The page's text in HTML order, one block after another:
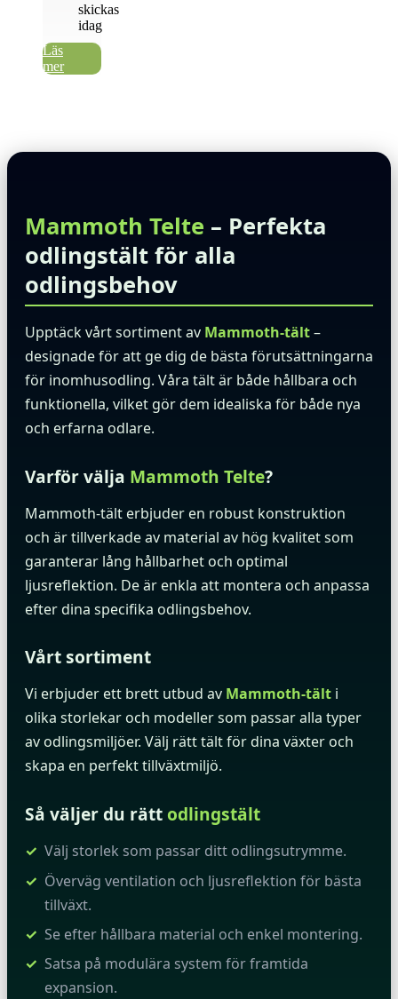
1.664 SEK.
1.056 SEK.
skickas
idag
Läs
mer
Mammoth Telte – Perfekta
odlingstält för alla
odlingsbehov
Upptäck vårt sortiment av Mammoth-tält–
designade för att ge dig de bästa förutsättningarna
för inomhusodling. Våra tält är både hållbara och
funktionella, vilket gör dem idealiska för både nya
och erfarna odlare.
Varför välja Mammoth Telte?
Mammoth-tält erbjuder en robust konstruktion
och är tillverkade av material av hög kvalitet som
garanterar lång hållbarhet och optimal
ljusreflektion. De är enkla att montera och anpassa
efter dina specifika odlingsbehov.
Vårt sortiment
Vi erbjuder ett brett utbud av Mammoth-tält i
olika storlekar och modeller som passar alla typer
av odlingsmiljöer. Välj rätt tält för dina växter och
skapa en perfekt tillväxtmiljö.
Så väljer du rätt odlingstält
Välj storlek som passar ditt odlingsutrymme.
Överväg ventilation och ljusreflektion för bästa
tillväxt.
Se efter hållbara material och enkel montering.
Satsa på modulära system för framtida
expansion.